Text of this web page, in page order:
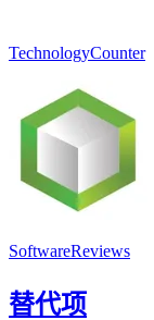
TechnologyCounter
SoftwareReviews
替代项